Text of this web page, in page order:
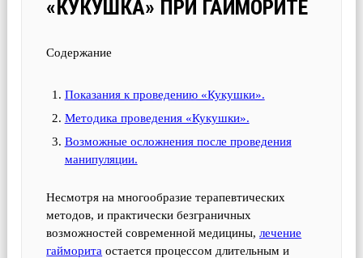
«КУКУШКА» ПРИ ГАЙМОРИТЕ
Содержание
Показания к проведению «Кукушки».
Методика проведения «Кукушки».
Возможные осложнения после проведения
манипуляции.
Несмотря на многообразие терапевтических
методов, и практически безграничных
возможностей современной медицины,лечение
гайморита остается процессом длительным и